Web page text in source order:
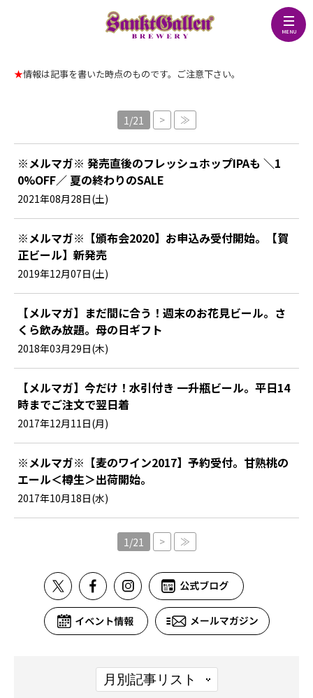
★情報は記事を書いた時点のものです。ご注意下さい。
1/21 > ≫
※メルマガ※ 発売直後のフレッシュホップIPAも ＼1
0%OFF／ 夏の終わりのSALE
2021年08月28日(土)
※メルマガ※【頒布会2020】お申込み受付開始。【賀
正ビール】新発売
2019年12月07日(土)
【メルマガ】まだ間に合う！週末のお花見ビール。さ
くら飲み放題。母の日ギフト
2018年03月29日(木)
【メルマガ】今だけ！水引付き 一升瓶ビール。平日14
時までご注文で翌日着
2017年12月11日(月)
※メルマガ※【麦のワイン2017】予約受付。甘熟桃の
エール＜樽生＞出荷開始。
2017年10月18日(水)
1/21 > ≫